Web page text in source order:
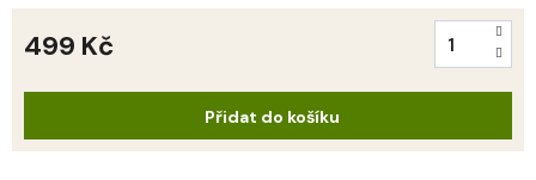
499 Kč
Přidat do košíku